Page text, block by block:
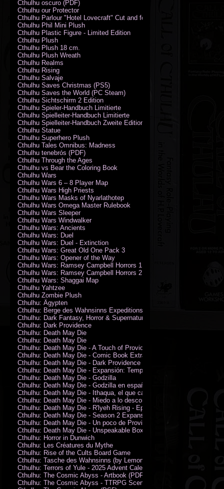
Cthulhu oscuro (PDF)
Cthulhu our Protector
Cthulhu Parlour "Hotel Lovecraft" Cut and fold Game-Cards
Cthulhu Phil Mini Plush
Cthulhu Plastic Figure - Limited Edition
Cthulhu Plush
Cthulhu Plush 18 cm.
Cthulhu Plush Wreath
Cthulhu Realms
Cthulhu Rising
Cthulhu Salvaje
Cthulhu Saves Christmas (PS5)
Cthulhu Saves the World (PC Steam)
Cthulhu Sichtschirm 2 Edition
Cthulhu Spieler-Handbuch Limitierte
Cthulhu Spielleiter-Handbuch Limitierte
Cthulhu Spielleiter-Handbuch Zweite Edition
Cthulhu Statue
Cthulhu Superhero Plush
Cthulhu Tales Omnibus: Madness
Cthulhu tenebrós (PDF)
Cthulhu Through the Ages
Cthulhu vs Bear the Coloring Book
Cthulhu Wars
Cthulhu Wars 6 – 8 Player Map
Cthulhu Wars High Priests
Cthulhu Wars Masks of Nyarlathotep
Cthulhu Wars Omega Master Rulebook
Cthulhu Wars Sleeper
Cthulhu Wars Windwalker
Cthulhu Wars: Ancients
Cthulhu Wars: Duel
Cthulhu Wars: Duel - Extinction
Cthulhu Wars: Great Old One Pack 3
Cthulhu Wars: Opener of the Way
Cthulhu Wars: Ramsey Campbell Horrors 1
Cthulhu Wars: Ramsey Campbell Horrors 2
Cthulhu Wars: Shaggai Map
Cthulhu Yahtzee
Cthulhu Zombie Plush
Cthulhu: Ägypten
Cthulhu: Berge des Wahnsinns Expeditionspack
Cthulhu: Dark Fantasy, Horror & Supernatural Movies
Cthulhu: Dark Providence
Cthulhu: Death May Die
Cthulhu: Death May Die
Cthulhu: Death May Die - A Touch of Providence
Cthulhu: Death May Die - Comic Book Extras vol. 2
Cthulhu: Death May Die - Dark Providence Investigators
Cthulhu: Death May Die - Expansión: Temporada 2
Cthulhu: Death May Die - Godzilla
Cthulhu: Death May Die - Godzilla en español
Cthulhu: Death May Die - Ithaqua, el que camina en el viento
Cthulhu: Death May Die - Miedo a lo desconocido
Cthulhu: Death May Die - R'lyeh Rising - Epic Episode
Cthulhu: Death May Die - Season 2 Expansion
Cthulhu: Death May Die - Un poco de Providence
Cthulhu: Death May Die - Unspeakable Box
Cthulhu: Horror in Dunwich
Cthulhu: Les Créatures du Mythe
Cthulhu: Rise of the Cults Board Game
Cthulhu: Tasche des Wahnsinns (by Lemonfish)
Cthulhu: Terrors of Yule - 2025 Advent Calendar
Cthulhu: The Cosmic Abyss - Artbook (PDF)
Cthulhu: The Cosmic Abyss - TTRPG Scenario - Arkham Horror (PDF)